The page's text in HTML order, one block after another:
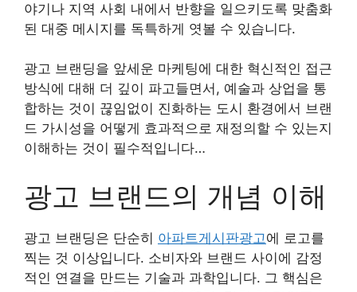
야기나 지역 사회 내에서 반향을 일으키도록 맞춤화
된 대중 메시지를 독특하게 엿볼 수 있습니다.
광고 브랜딩을 앞세운 마케팅에 대한 혁신적인 접근
방식에 대해 더 깊이 파고들면서, 예술과 상업을 통
합하는 것이 끊임없이 진화하는 도시 환경에서 브랜
드 가시성을 어떻게 효과적으로 재정의할 수 있는지
이해하는 것이 필수적입니다…
광고 브랜드의 개념 이해
광고 브랜딩은 단순히 아파트게시판광고에 로고를
찍는 것 이상입니다. 소비자와 브랜드 사이에 감정
적인 연결을 만드는 기술과 과학입니다. 그 핵심은